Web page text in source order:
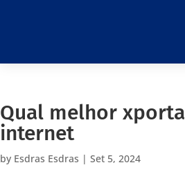
Qual melhor
internet
by Esdras Esdras | Set 5, 2024